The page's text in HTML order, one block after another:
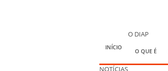
INÍCIO
O DIAP
O QUE É
NOTÍCIAS